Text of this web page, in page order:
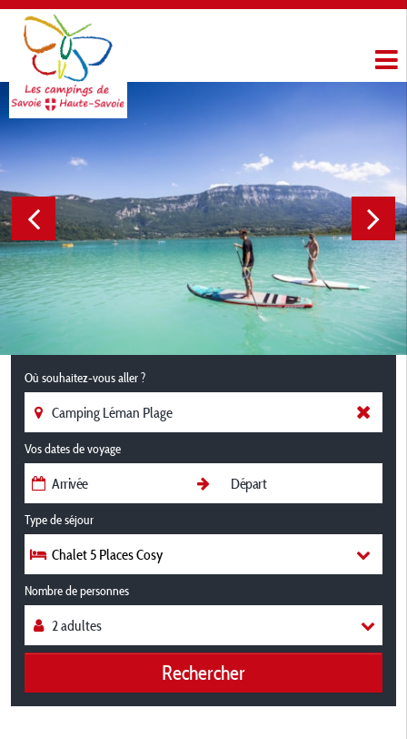
Où souhaitez-vous aller ?
Vos dates de voyage
Type de séjour
Chalet 5 Places Cosy
Nombre de personnes
Rechercher